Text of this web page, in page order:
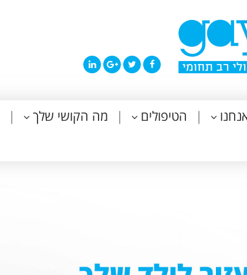
הטיפולים מה הקושי שלך